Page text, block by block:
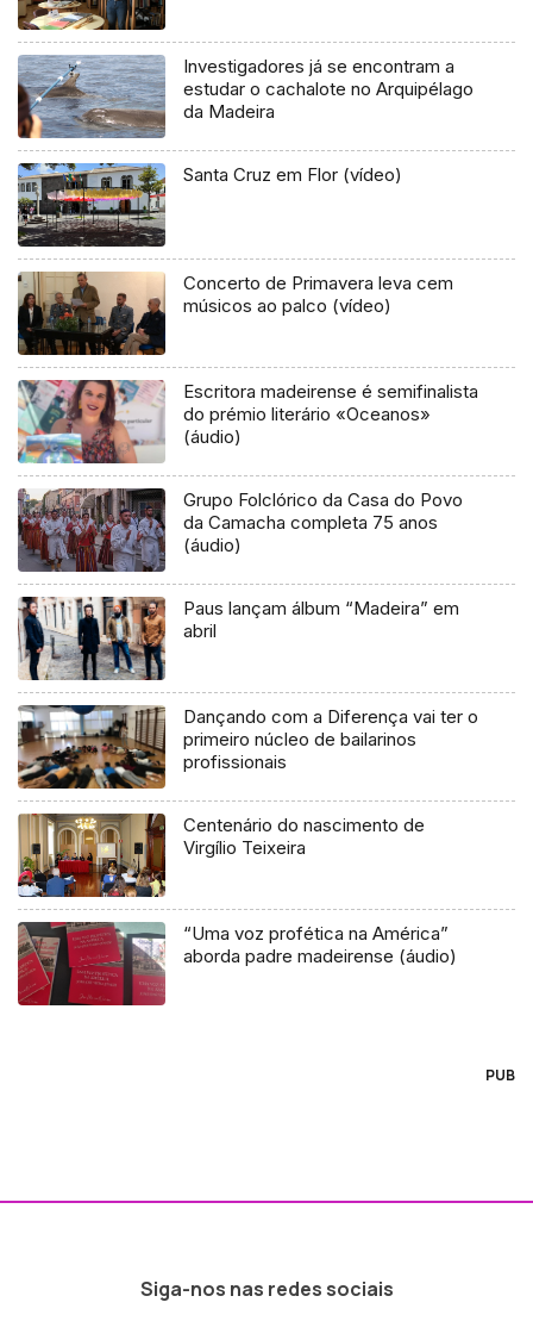
Investigadores já se encontram a
estudar o cachalote no Arquipélago
da Madeira
Santa Cruz em Flor (vídeo)
Concerto de Primavera leva cem
músicos ao palco (vídeo)
Escritora madeirense é semifinalista
do prémio literário «Oceanos»
(áudio)
Grupo Folclórico da Casa do Povo
da Camacha completa 75 anos
(áudio)
Paus lançam álbum “Madeira” em
abril
Dançando com a Diferença vai ter o
primeiro núcleo de bailarinos
profissionais
Centenário do nascimento de
Virgílio Teixeira
“Uma voz profética na América”
aborda padre madeirense (áudio)
PUB
Siga-nos nas redes sociais